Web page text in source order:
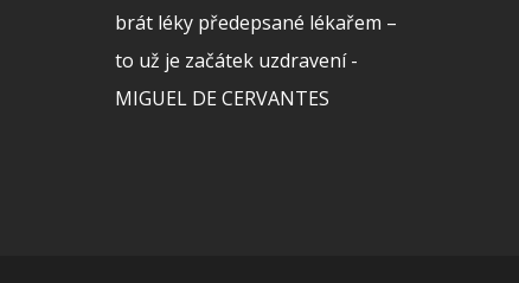
brát léky předepsané lékařem –
to už je začátek uzdravení -
MIGUEL DE CERVANTES